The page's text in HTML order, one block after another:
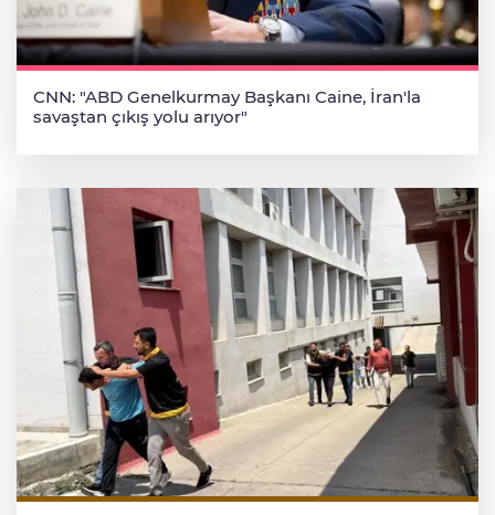
CNN: "ABD Genelkurmay Başkanı Caine, İran'la
savaştan çıkış yolu arıyor"